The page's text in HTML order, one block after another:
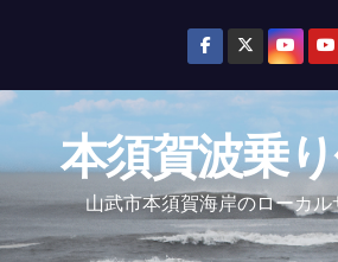
ン
へ
キ
本須賀波乗
山武市本須賀海岸のローカ